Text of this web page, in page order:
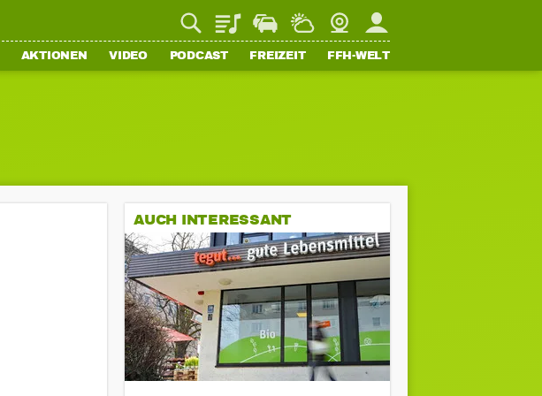
PlaylistStaupilotWetterWebcamMein FFH
AKTIONEN VIDEO PODCAST FREIZEIT FFH-WELT
AUCH INTERESSANT